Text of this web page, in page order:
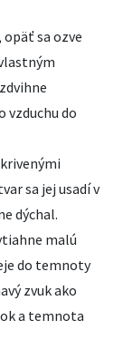
opäť sa ozve
vzduchu do
sa jej usadí v
dýchal.
malú
do temnoty
zvuk ako
a temnota